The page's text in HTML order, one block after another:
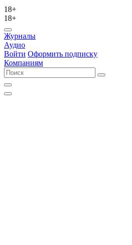
18+
18+
Журналы
Аудио
Войти Оформить подписку
Компаниям